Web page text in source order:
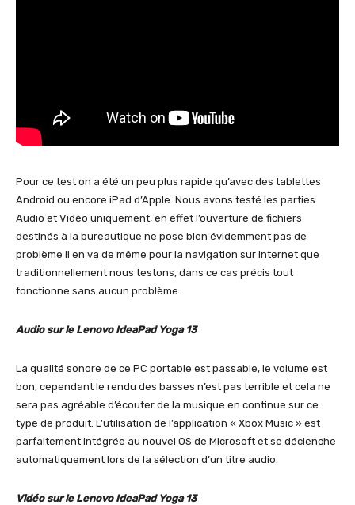
Pour ce test on a été un peu plus rapide qu’avec des tablettes
Android ou encore iPad d’Apple. Nous avons testé les parties
Audio et Vidéo uniquement, en effet l’ouverture de fichiers
destinés à la bureautique ne pose bien évidemment pas de
problème il en va de même pour la navigation sur Internet que
traditionnellement nous testons, dans ce cas précis tout
fonctionne sans aucun problème.
Audio sur le Lenovo IdeaPad Yoga 13
La qualité sonore de ce PC portable est passable, le volume est
bon, cependant le rendu des basses n’est pas terrible et cela ne
sera pas agréable d’écouter de la musique en continue sur ce
type de produit. L’utilisation de l’application « Xbox Music » est
parfaitement intégrée au nouvel OS de Microsoft et se déclenche
automatiquement lors de la sélection d’un titre audio.
Vidéo sur le Lenovo IdeaPad Yoga 13